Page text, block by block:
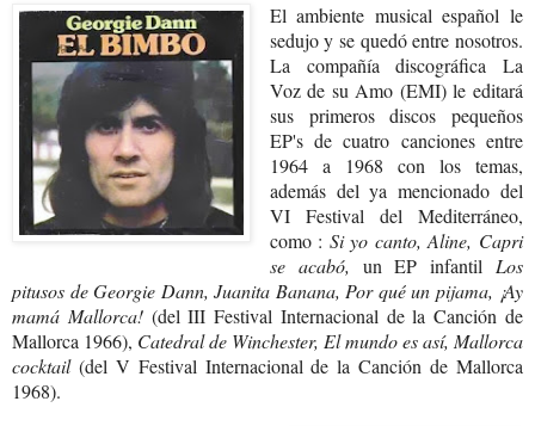
El ambiente musical español le
sedujo y se quedó entre nosotros.
La compañía discográfica La
Voz de su Amo (EMI) le editará
sus primeros discos pequeños
EP's de cuatro canciones entre
1964 a 1968 con los temas,
además del ya mencionado del
VI Festival del Mediterráneo,
como : Si yo canto, Aline, Capri
se acabó, un EP infantil Los
pitusos de Georgie Dann, Juanita Banana, Por qué un pijama, ¡Ay
mamá Mallorca! (del III Festival Internacional de la Canción de
Mallorca 1966), Catedral de Winchester, El mundo es así, Mallorca
cocktail (del V Festival Internacional de la Canción de Mallorca
1968).